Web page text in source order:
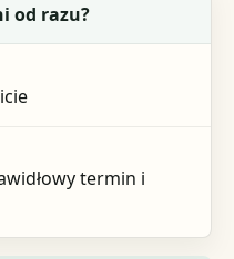
od razu?
termin i